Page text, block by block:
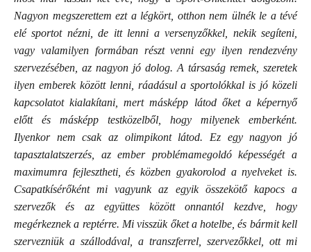
Nagyon megszerettem ezt a légkört, otthon nem ülnék le a tévé
elé sportot nézni, de itt lenni a versenyzőkkel, nekik segíteni,
vagy valamilyen formában részt venni egy ilyen rendezvény
szervezésében, az nagyon jó dolog. A társaság remek, szeretek
ilyen emberek között lenni, ráadásul a sportolókkal is jó közeli
kapcsolatot kialakítani, mert másképp látod őket a képernyő
előtt és másképp testközelből, hogy milyenek emberként.
Ilyenkor nem csak az olimpikont látod. Ez egy nagyon jó
tapasztalatszerzés, az ember problémamegoldó képességét a
maximumra fejlesztheti, és közben gyakorolod a nyelveket is.
Csapatkísérőként mi vagyunk az egyik összekötő kapocs a
szervezők és az együttes között onnantól kezdve, hogy
megérkeznek a reptérre. Mi visszük őket a hotelbe, és bármit kell
szervezniük a szállodával, a transzferrel, szervezőkkel, ott mi